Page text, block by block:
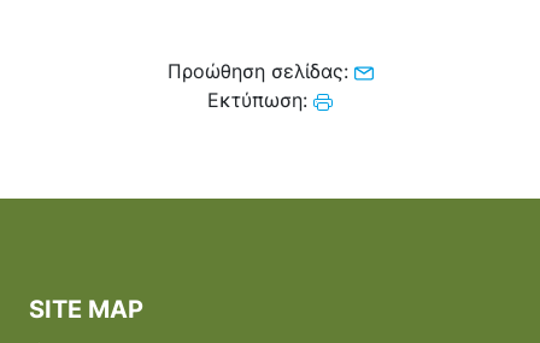
Προώθηση σελίδας:
Εκτύπωση:
SITE MAP